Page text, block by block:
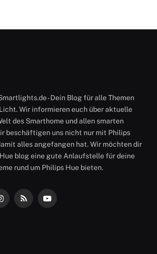
- Dein Blog für alle Themen
Wir informieren euch über aktuelle
des Smarthome und allen smarten
beschäftigen uns nicht nur mit Philips
alles angefangen hat. Wir möchten dir
blog eine gute Anlaufstelle für deine
rund um Philips Hue bieten.
RSS YouTube